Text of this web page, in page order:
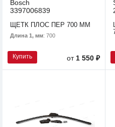
Bosch
3397006839
ЩЕТК ПЛОС ПЕР 700 MM
Длина 1, мм: 700
Купить от 1 550 ₽